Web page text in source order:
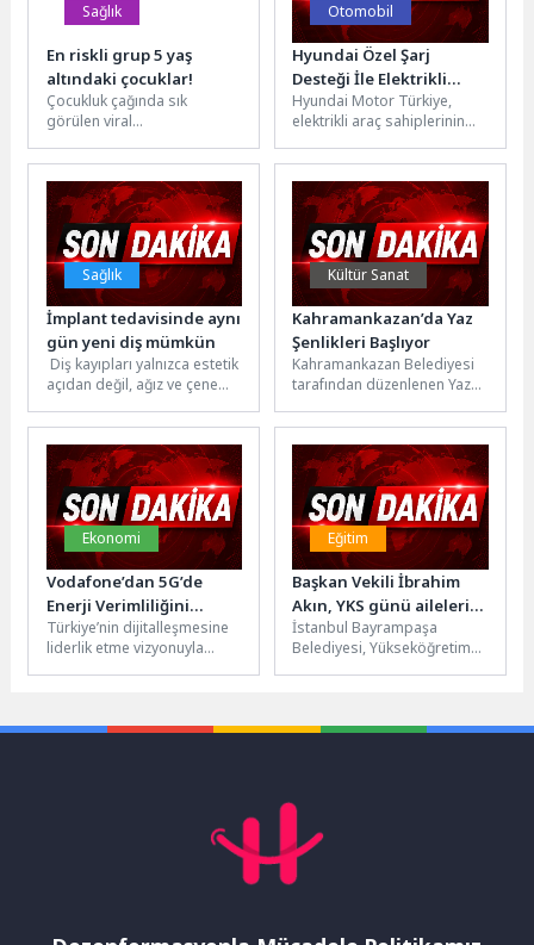
Sağlık
En riskli grup 5 yaş
altındaki çocuklar!
Çocukluk çağında sık
görülen viral
ayak ve ağız hastalığı, son
yıllarda...
Otomobil
Hyundai Özel Şarj
Desteği İle Elektrikli
Mobiliteye Geçişi
Kolaylaştırıyor.
Hyundai Motor Türkiye,
elektrikli araç sahiplerinin
desteklemeye yönelik
avantajlı kampanyalarına
devam ediyor. Geçtiğimiz...
Sağlık
İmplant tedavisinde aynı
gün yeni diş mümkün
Diş kayıpları yalnızca estetik
açıdan değil, ağız ve çene
açısından da önemli...
Kültür Sanat
Kahramankazan’da Yaz
Şenlikleri Başlıyor
Kahramankazan Belediyesi
tarafından düzenlenen Yaz
tarihlerinde Millet
Bahçesi'nde birbirinden
renkli etkinliklerle
vatandaşlarla...
Ekonomi
Vodafone’dan 5G’de
Enerji Verimliliğini
Yeniden Tanımlayan
Teknoloji
Türkiye’nin dijitalleşmesine
liderlik etme vizyonuyla
devam ediyor. Vodafone,...
Eğitim
Başkan Vekili İbrahim
Akın, YKS günü aileleri
yalnız bırakmadı
İstanbul Bayrampaşa
Belediyesi, Yükseköğretim
ve velilere...